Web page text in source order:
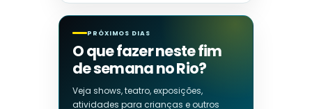
PRÓXIMOS DIAS
O que fazer neste fim
de semana no Rio?
Veja shows, teatro, exposições,
atividades para crianças e outros